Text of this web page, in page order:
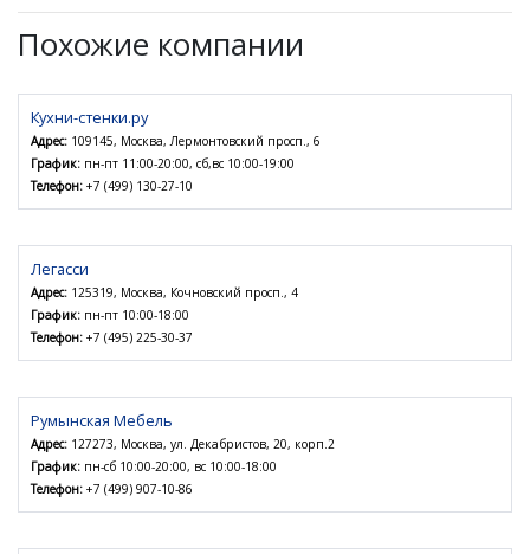
Похожие компании
Кухни-стенки.ру
Адрес: 109145, Москва, Лермонтовский просп., 6
График: пн-пт 11:00-20:00, сб,вс 10:00-19:00
Телефон: +7 (499) 130-27-10
Легасси
Адрес: 125319, Москва, Кочновский просп., 4
График: пн-пт 10:00-18:00
Телефон: +7 (495) 225-30-37
Румынская Мебель
Адрес: 127273, Москва, ул. Декабристов, 20, корп.2
График: пн-сб 10:00-20:00, вс 10:00-18:00
Телефон: +7 (499) 907-10-86